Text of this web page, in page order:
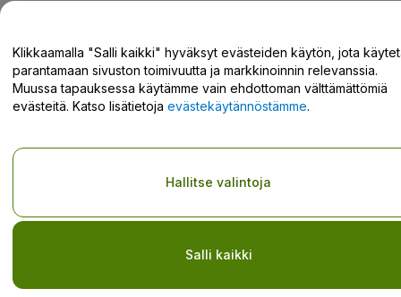
Tekijänoikeus © viagogo GmbH 2026 Yritystiedot
Tämän web-sivuston käytöllä hyväksytKäyttöehdotja
Älä jaa henkilökohtaisia tietojani/tietosuojavalintojani
Klikkaamalla "Salli kaikki" hyväksyt evästeiden käytön, jota
parantamaan sivuston toimivuutta ja markkinoinnin relevanssia.
Muussa tapauksessa käytämme vain ehdottoman välttämättömiä
evästeitä. Katso lisätietoja evästekäytännöstämme.
Salli kaikki
Hallitse valintoja